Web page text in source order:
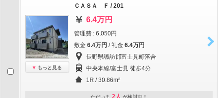
もっと見る
ＣＡＳＡ Ｆ / 201
6.4万円
管理費 : 6,050円
敷金 6.4万円 / 礼金 6.4万円
長野県諏訪郡富士見町落合
中央本線/富士見 徒歩4分
1R / 30.86m²
ただいま 2人 が検討中！